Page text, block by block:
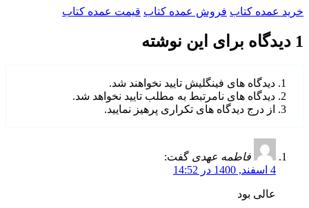
خرید عمده کتاب فروش عمده کتاب قیمت عمده کتاب
1 دیدگاه برای این نوشته
دیدگاه های فینگلیش تایید نخواهند شد.
دیدگاه های نامرتبط به مطلب تایید نخواهد شد.
از درج دیدگاه های تکراری پرهیز نمایید.
فاطمه عهدی گفت:
4 اسفند, 1400 در 14:52
عالی بود